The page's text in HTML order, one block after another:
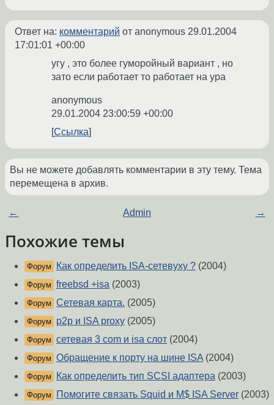
Ответ на: комментарий от anonymous 29.01.2004
17:01:01 +00:00
угу , это более гуморойный вариант , но
зато если работает то работает на ура
anonymous
29.01.2004 23:00:59 +00:00
Ссылка
Вы не можете добавлять комментарии в эту тему. Тема
перемещена в архив.
← Admin →
Похожие темы
Форум Как определить ISA-сетевуху ? (2004)
Форум freebsd +isa (2003)
Форум Сетевая карта. (2005)
Форум p2p и ISA proxy (2005)
Форум сетевая 3 com и isa слот (2004)
Форум Обращение к порту на шине ISA (2004)
Форум Как определить тип SCSI адаптера (2003)
Форум Помогите связать Squid и M$ ISA Server (2003)